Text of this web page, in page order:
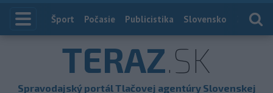
Index
Šport Počasie Publicistika Slovensko
TERAZ.SK
Spravodajský portál Tlačovej agentúry Slovenskej